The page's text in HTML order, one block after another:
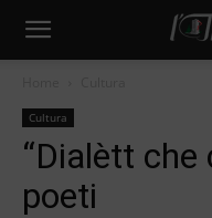
Cultura
“Dialètt che
poeti